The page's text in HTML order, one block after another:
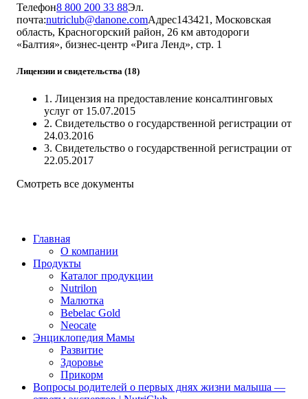
Телефон8 800 200 33 88Эл.
почта:nutriclub@danone.comАдрес143421, Московская
область, Красногорский район, 26 км автодороги
«Балтия», бизнес-центр «Рига Ленд», стр. 1
Лицензии и свидетельства (18)
1. Лицензия на предоставление консалтинговых
услуг от 15.07.2015
2. Свидетельство о государственной регистрации от
24.03.2016
3. Свидетельство о государственной регистрации от
22.05.2017
Смотреть все документы
Главная
О компании
Продукты
Каталог продукции
Nutrilon
Малютка
Bebelac Gold
Neocate
Энциклопедия Мамы
Развитие
Здоровье
Прикорм
Вопросы родителей о первых днях жизни малыша —